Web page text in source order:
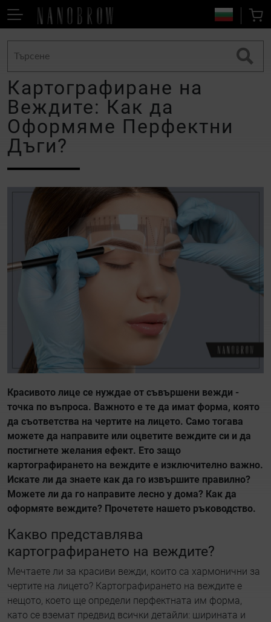
Картографиране на
Веждите: Как да
Оформяме Перфектни
Дъги?
Красивото лице се нуждае от съвършени вежди -
точка по въпроса. Важното е те да имат форма, която
да съответства на чертите на лицето. Само тогава
можете да направите или оцветите веждите си и да
постигнете желания ефект. Ето защо
картографирането на веждите е изключително важно.
Искате ли да знаете как да го извършите правилно?
Можете ли да го направите лесно у дома? Как да
оформяте веждите? Прочетете нашето ръководство.
Какво представлява
картографирането на веждите?
Мечтаете ли за красиви вежди, които са хармонични за
чертите на лицето? Картографирането на веждите е
нещото, което ще определи перфектната им форма,
като се вземат предвид всички детайли: ширината и